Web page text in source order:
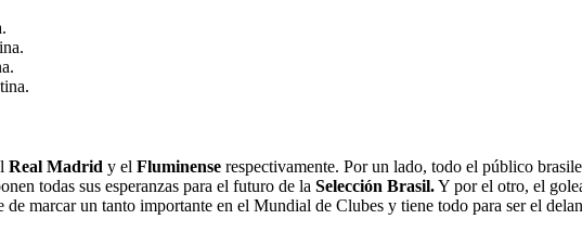
Real Madrid y el Fluminense respectivamente. Por un lado, todo el público
todas sus esperanzas para el futuro de la Selección Brasil.Y por el otro, el
de marcar un tanto importante en el Mundial de Clubes y tiene todo para ser el